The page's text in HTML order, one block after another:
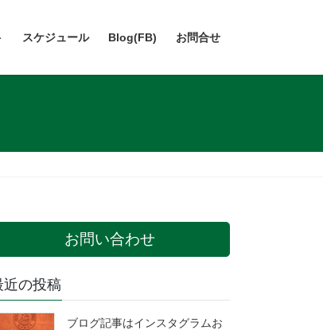
スケジュール Blog(FB) お問合せ
お問い合わせ
近の投稿
ブログ記事はインスタグラムお